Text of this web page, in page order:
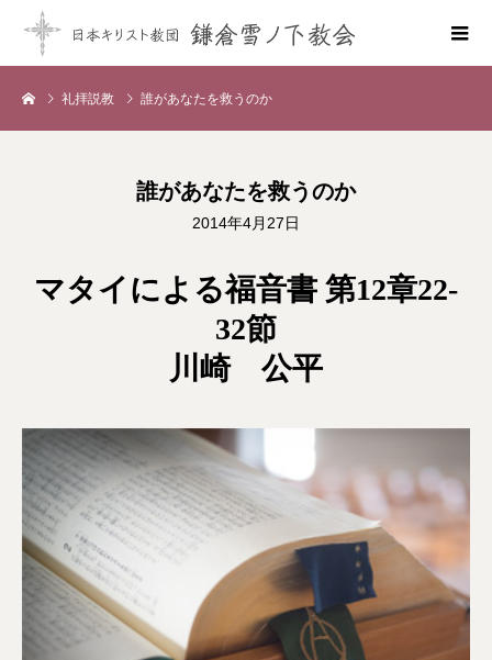
礼拝説教 誰があなたを救うのか
誰があなたを救うのか
2014年4月27日
マタイによる福音書 第12章22-
32節
川崎 公平